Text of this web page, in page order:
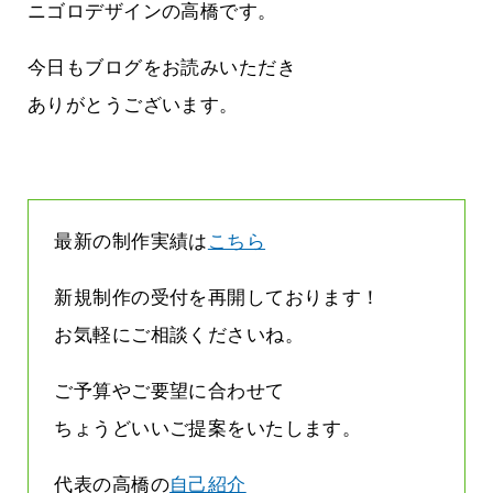
ニゴロデザインの高橋です。
今日もブログをお読みいただき
ありがとうございます。
最新の制作実績は こちら
新規制作の受付を再開しております！
お気軽にご相談くださいね。
ご予算やご要望に合わせて
ちょうどいいご提案をいたします。
代表の高橋の自己紹介
まって
って行くときって8～9割方雨なんです
よね